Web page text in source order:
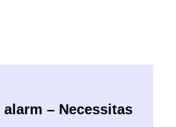
– Necessitas